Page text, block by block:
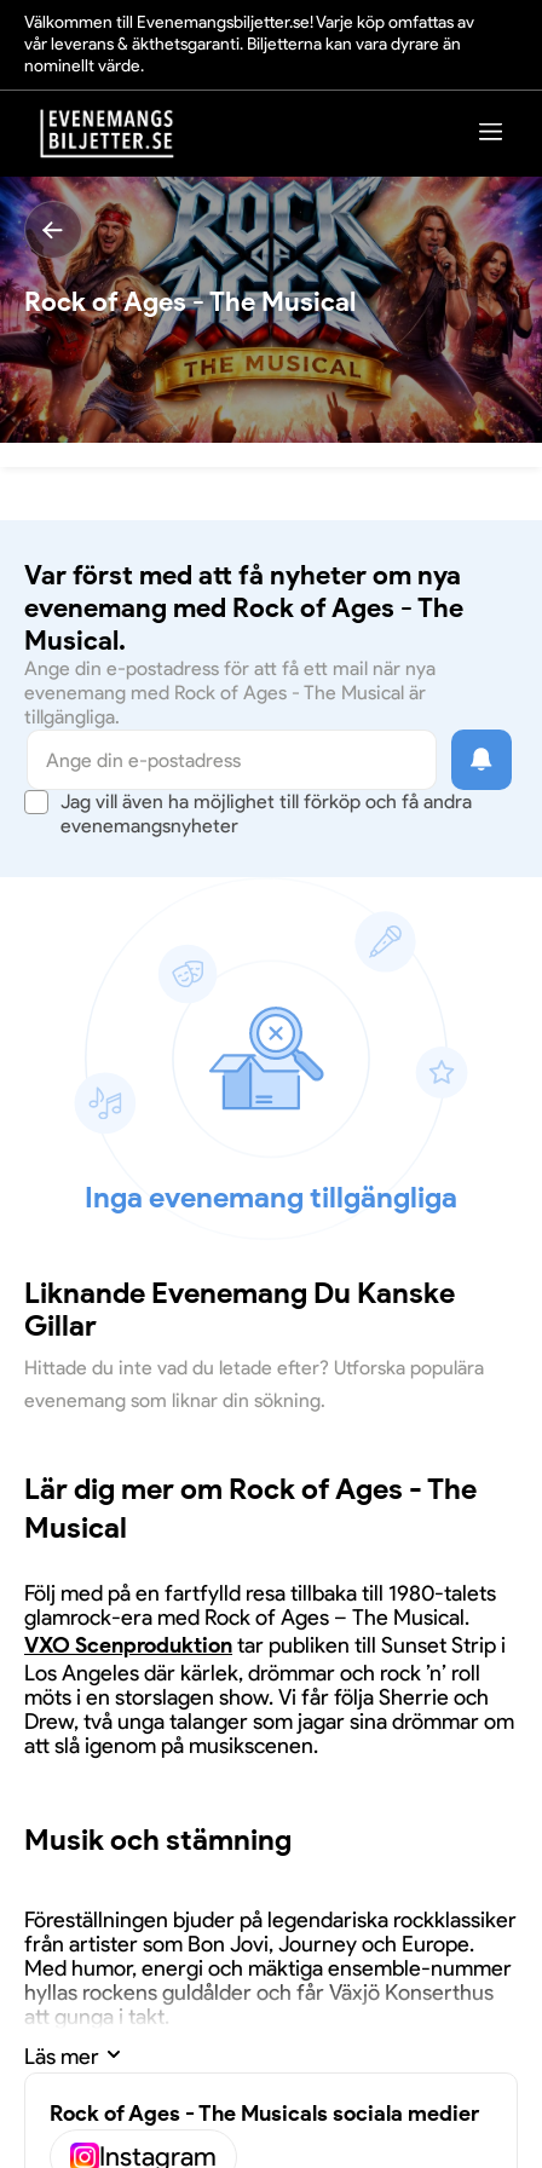
Välkommen till Evenemangsbiljetter.se! Varje köp omfattas av
vår leverans & äkthetsgaranti. Biljetterna kan vara dyrare än
nominellt värde.
Rock of Ages - The Musical
Var först med att få nyheter om nya
evenemang med Rock of Ages - The
Musical.
Ange din e-postadress för att få ett mail när nya
evenemang med Rock of Ages - The Musical är
tillgängliga.
Jag vill även ha möjlighet till förköp och få andra
evenemangsnyheter
Inga evenemang tillgängliga
Liknande Evenemang Du Kanske
Gillar
Hittade du inte vad du letade efter? Utforska populära
evenemang som liknar din sökning.
Lär dig mer om Rock of Ages - The
Musical
Följ med på en fartfylld resa tillbaka till 1980-talets
glamrock-era med Rock of Ages – The Musical.
VXO Scenproduktiontar publiken till Sunset Strip i
Los Angeles där kärlek, drömmar och rock ’n’ roll
möts i en storslagen show. Vi får följa Sherrie och
Drew, två unga talanger som jagar sina drömmar om
att slå igenom på musikscenen.
Musik och stämning
Föreställningen bjuder på legendariska rockklassiker
från artister som Bon Jovi, Journey och Europe.
Med humor, energi och mäktiga ensemble-nummer
hyllas rockens guldålder och får Växjö Konserthus
att gunga i takt.
Om VXO Scen
Läs mer
Rock of Ages - The Musicals sociala medier
Instagram